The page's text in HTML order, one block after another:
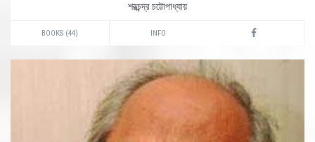
শরত্‍চন্দ্র চট্টোপাধ্যায়
BOOKS (44) INFO